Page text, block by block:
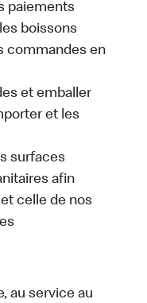
paiements
boissons
commandes en
et emballer
et les
surfaces
afin
celle de nos
au service au